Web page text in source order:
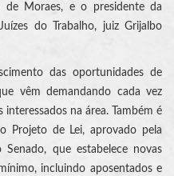
de Moraes, e o presidente da
do Trabalho, juiz Grijalbo
das oportunidades de
vêm demandando cada vez
na área. Também é
Projeto de Lei, aprovado pela
que estabelece novas
incluindo aposentados e